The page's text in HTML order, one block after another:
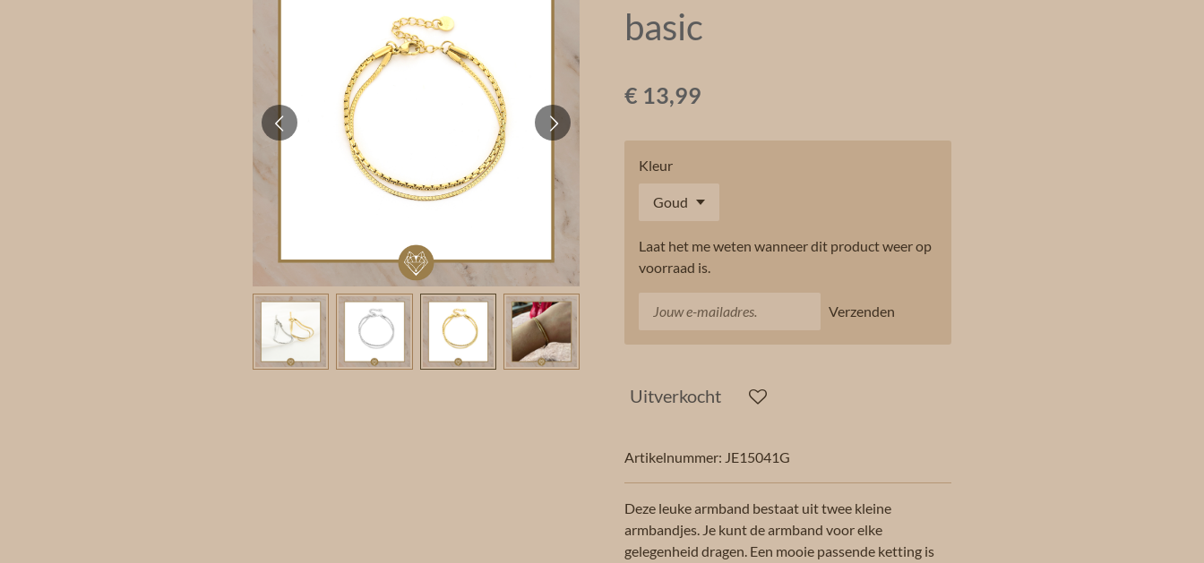
basic
€ 13,99
Kleur
Laat het me weten wanneer dit product weer op
voorraad is.
Verzenden
Uitverkocht
Artikelnummer: JE15041G
Deze leuke armband bestaat uit twee kleine
armbandjes. Je kunt de armband voor elke
gelegenheid dragen. Een mooie passende ketting is